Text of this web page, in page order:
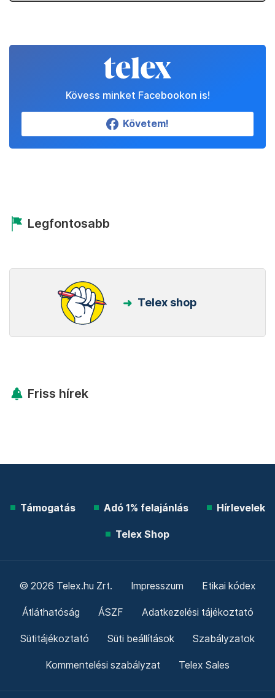
Kövess minket Facebookon is!
Követem!
Legfontosabb
Telex shop
Friss hírek
Támogatás Adó 1% felajánlás Hírlevelek
Telex Shop
© 2026 Telex.hu Zrt. Impresszum Etikai kódex
Átláthatóság ÁSZF Adatkezelési tájékoztató
Sütitájékoztató Süti beállítások Szabályzatok
Kommentelési szabályzat Telex Sales